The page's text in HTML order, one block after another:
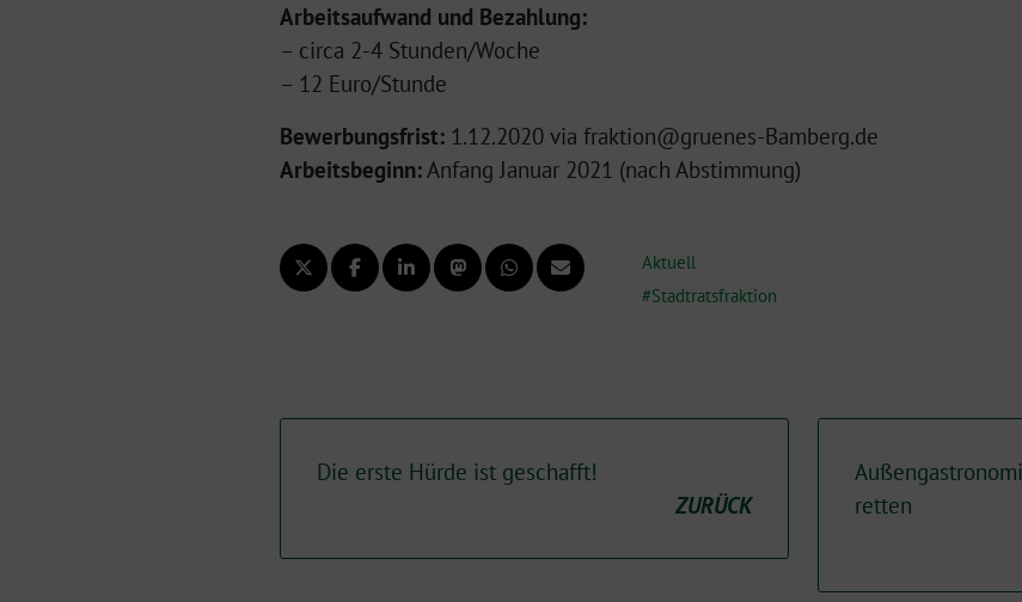
Arbeitsaufwand und Bezahlung:
– circa 2-4 Stunden/Woche
– 12 Euro/Stunde
Bewerbungsfrist: 1.12.2020 via fraktion@gruenes-Bamberg.de
Arbeitsbeginn:Anfang Januar 2021 (nach Abstimmung)
Aktuell
Stadtratsfraktion
Die erste Hürde ist geschafft!
ZURÜCK
retten